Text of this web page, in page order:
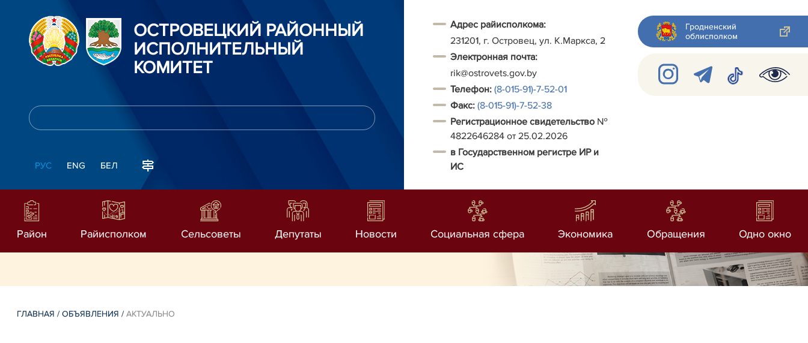
ОСТРОВЕЦКИЙ РАЙОННЫЙ
ИСПОЛНИТЕЛЬНЫЙ
КОМИТЕТ
РУС ENG БЕЛ
Адрес райисполкома:
231201, г. Островец, ул. К.Маркса, 2
Электронная почта:
rik@ostrovets.gov.by
Телефон: (8-015-91)-7-52-01
Факс: (8-015-91)-7-52-38
Регистрационное свидетельство №
4822646284 от 25.02.2026
в Государственном регистре ИР и
ИС
Гродненский
облисполком
Район Райисполком Сельсоветы Депутаты Новости Социальная сфера Экономика Обращения Одно окно
ГЛАВНАЯ /ОБЪЯВЛЕНИЯ /АКТУАЛЬНО